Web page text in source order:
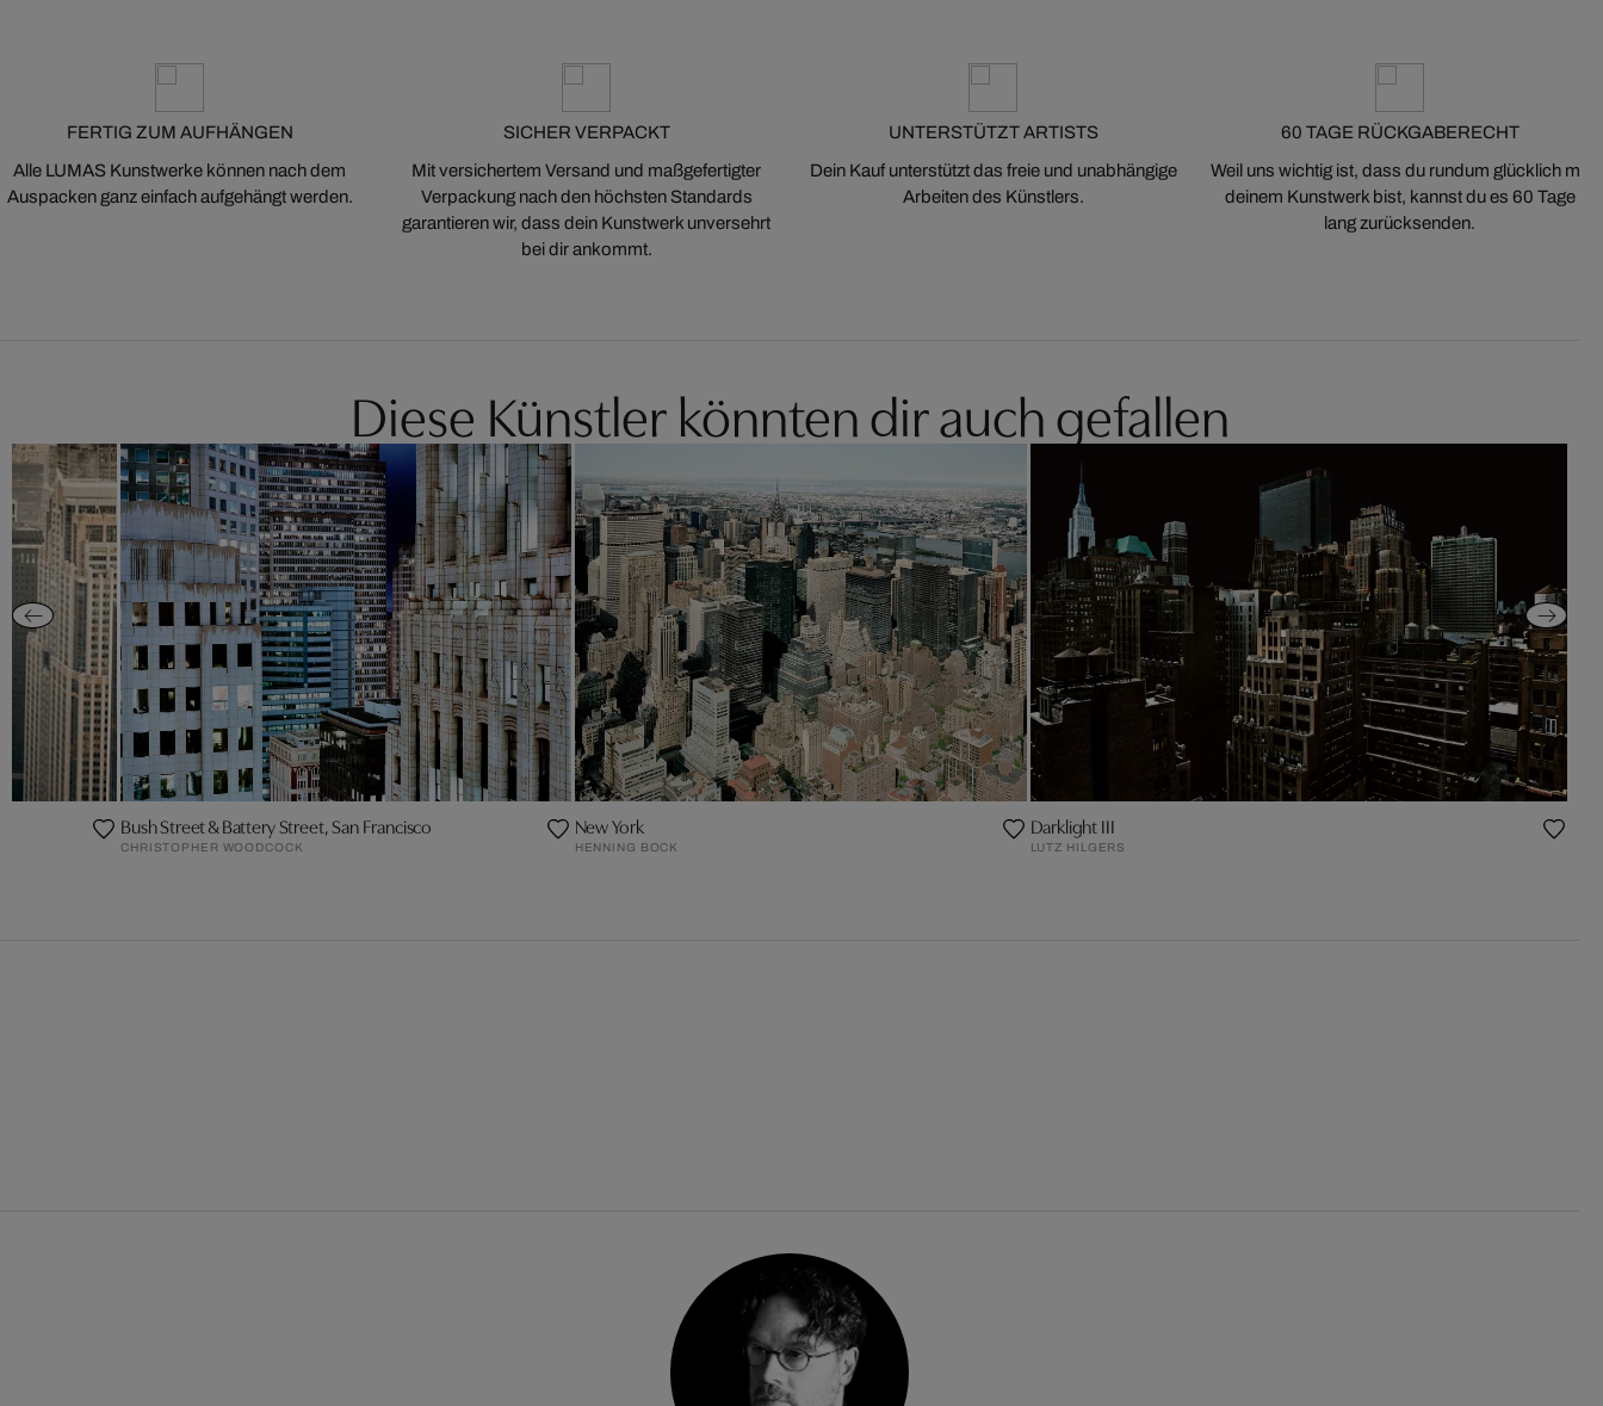
FERTIG ZUM AUFHÄNGEN
Alle LUMAS Kunstwerke können nach dem
Auspacken ganz einfach aufgehängt werden.
SICHER VERPACKT
Mit versichertem Versand und maßgefertigter
Verpackung nach den höchsten Standards
garantieren wir, dass dein Kunstwerk unversehrt
bei dir ankommt.
UNTERSTÜTZT ARTISTS
Dein Kauf unterstützt das freie und unabhängige
Arbeiten des Künstlers.
60 TAGE RÜCKGABERECHT
Weil uns wichtig ist, dass du rundum glücklich mit
deinem Kunstwerk bist, kannst du es 60 Tage
lang zurücksenden.
Diese Künstler könnten dir auch gefallen
Bush Street & Battery Street, San Francisco
CHRISTOPHER WOODCOCK
New York
HENNING BOCK
Darklight III
LUTZ HILGERS